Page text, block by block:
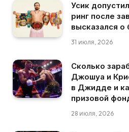
Усик
ринг после
высказался
31 июля, 2026
Сколько
Джошуа и
в Джидде и
призовой
28 июля, 2026